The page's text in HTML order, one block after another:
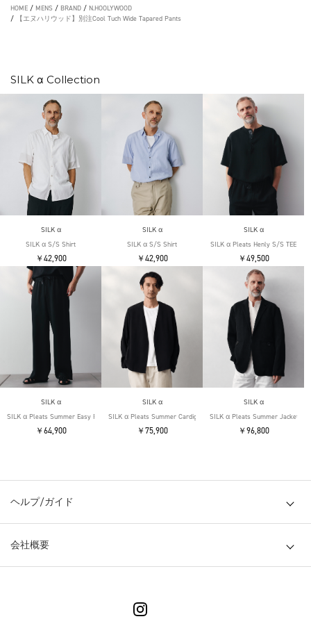
HOME / MENS / BRAND / N.HOOLYWOOD
/
【エヌハリウッド】別注Cool Tuch Wide Tapared Pants
SILK α Collection
SILK α
SILK α S/S Shirt
￥42,900
SILK α
SILK α S/S Shirt
￥42,900
SILK α
SILK α Pleats Henly S/S TEE
￥49,500
SILK α
SILK α Pleats Summer Easy Pants
￥64,900
SILK α
SILK α Pleats Summer Cardigan
￥75,900
SILK α
SILK α Pleats Summer Jacket
￥96,800
ヘルプ/ガイド
会社概要